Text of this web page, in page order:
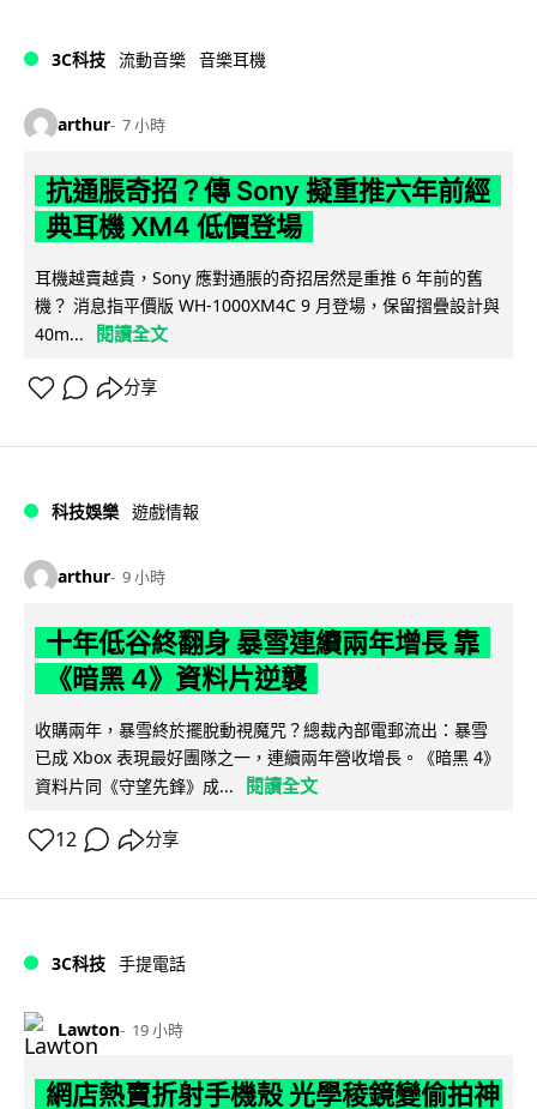
3C科技 流動音樂 音樂耳機
arthur 7 小時
抗通脹奇招？傳 Sony 擬重推六年前經
典耳機 XM4 低價登場
耳機越賣越貴，Sony 應對通脹的奇招居然是重推 6 年前的舊
機？ 消息指平價版 WH-1000XM4C 9 月登場，保留摺疊設計與
40m...
閱讀全文
分享
科技娛樂 遊戲情報
arthur 9 小時
十年低谷終翻身 暴雪連續兩年增長 靠
《暗黑 4》資料片逆襲
收購兩年，暴雪終於擺脫動視魔咒？總裁內部電郵流出：暴雪
已成 Xbox 表現最好團隊之一，連續兩年營收增長。《暗黑 4》
資料片同《守望先鋒》成...
閱讀全文
12 分享
3C科技 手提電話
Lawton 19 小時
網店熱賣折射手機殼 光學稜鏡變偷拍神